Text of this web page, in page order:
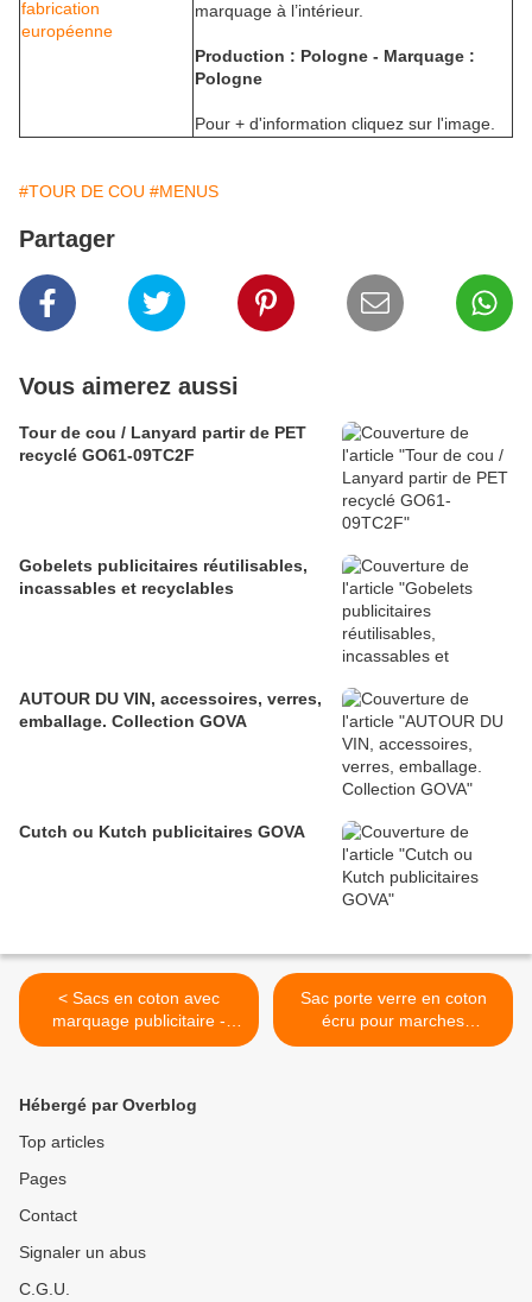
marquage à l’intérieur.
Production : Pologne - Marquage :
Pologne
Pour + d'information cliquez sur l'image.
#TOUR DE COU #MENUS
Partager
Vous aimerez aussi
Tour de cou / Lanyard partir de PET
recyclé GO61-09TC2F
Gobelets publicitaires réutilisables,
incassables et recyclables
AUTOUR DU VIN, accessoires, verres,
emballage. Collection GOVA
Cutch ou Kutch publicitaires GOVA
< Sacs en coton avec
marquage publicitaire -
Collection
Sac porte verre en coton
écru pour marches
gourmandes >
Hébergé par Overblog
Top articles
Pages
Contact
Signaler un abus
C.G.U.